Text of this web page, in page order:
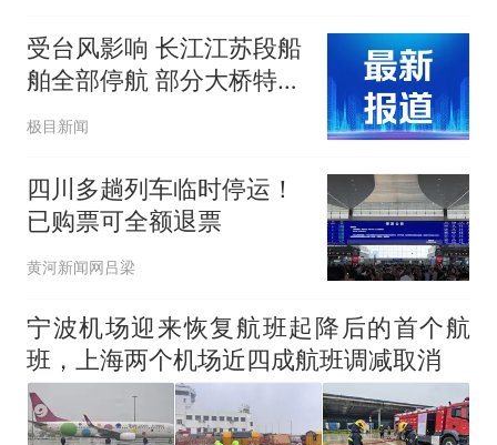
受台风影响 长江江苏段船
舶全部停航 部分大桥特级
管制
极目新闻
四川多趟列车临时停运！
已购票可全额退票
黄河新闻网吕梁
宁波机场迎来恢复航班起降后的首个航
班，上海两个机场近四成航班调减取消